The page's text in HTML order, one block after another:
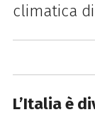
climatica
L’Italia è